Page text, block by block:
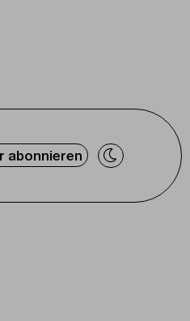
abonnieren